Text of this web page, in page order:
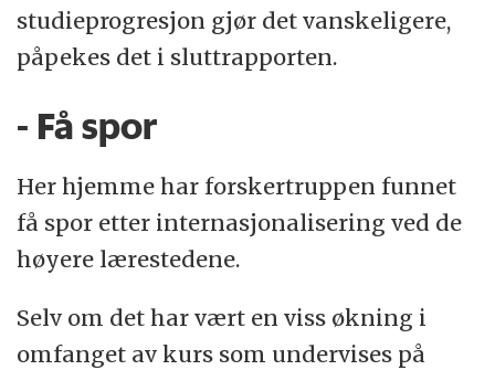
studieprogresjon gjør det vanskeligere,
påpekes det i sluttrapporten.
- Få spor
Her hjemme har forskertruppen funnet
få spor etter internasjonalisering ved de
høyere lærestedene.
Selv om det har vært en viss økning i
omfanget av kurs som undervises på